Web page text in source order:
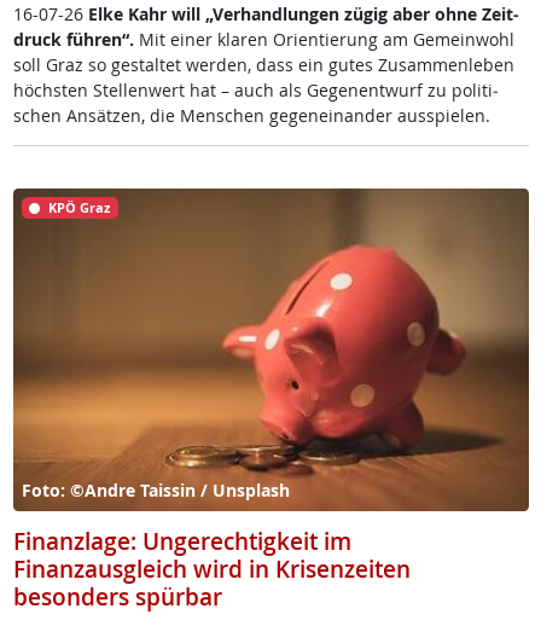
16-07-26 El­ke Kahr will „Ver­hand­lun­gen zü­g­ig aber oh­ne Zeit­
druck füh­r­en“. Mit ei­ner kla­ren Ori­en­tie­rung am Ge­mein­wohl
soll Graz so ge­stal­tet wer­den, dass ein gu­tes Zu­sam­men­le­ben
höchs­ten Stel­len­wert hat – auch als Ge­gen­ent­wurf zu po­li­ti­
schen An­sät­zen, die Men­schen ge­gen­ein­an­der aus­spie­len.
KPÖ Graz
Foto: ©Andre Taissin / Unsplash
Finanzlage: Ungerechtigkeit im
Finanzausgleich wird in Krisenzeiten
besonders spürbar